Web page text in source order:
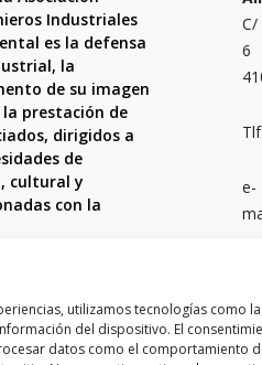
utilizamos tecnologías como
del dispositivo. El
datos como el comportamiento
Industriales
es la defensa
la
de su imagen
prestación de
dirigidos a
de
cultural y
con la
C/
6
e-